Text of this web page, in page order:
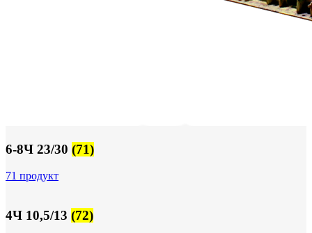
6-8Ч 23/30 (71)
71 продукт
4Ч 10,5/13 (72)